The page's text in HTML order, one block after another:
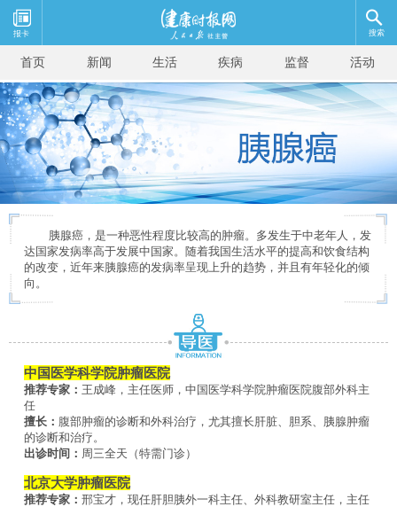
报卡 搜索
首页 新闻 生活 疾病 监督 活动
胰腺癌，是一种恶性程度比较高的肿瘤。多发生于中老年人，发
达国家发病率高于发展中国家。随着我国生活水平的提高和饮食结构
的改变，近年来胰腺癌的发病率呈现上升的趋势，并且有年轻化的倾
向。
中国医学科学院肿瘤医院
推荐专家： 王成峰，主任医师，中国医学科学院肿瘤医院腹部外科主
任
擅长： 腹部肿瘤的诊断和外科治疗，尤其擅长肝脏、胆系、胰腺肿瘤
的诊断和治疗。
出诊时间： 周三全天（特需门诊）
北京大学肿瘤医院
推荐专家： 邢宝才，现任肝胆胰外一科主任、外科教研室主任，主任